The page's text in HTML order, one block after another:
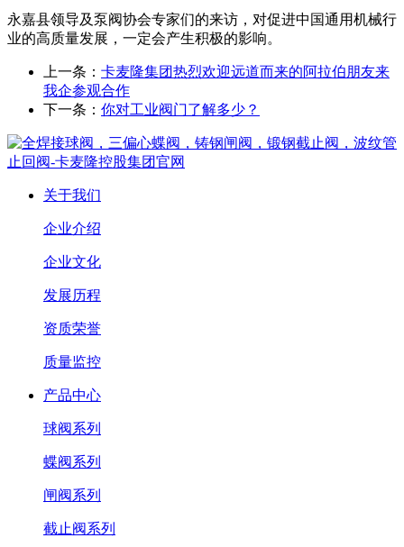
永嘉县领导及泵阀协会专家们的来访，对促进中国通用机械行
业的高质量发展，一定会产生积极的影响。
上一条： 卡麦隆集团热烈欢迎远道而来的阿拉伯朋友来
我企参观合作
下一条： 你对工业阀门了解多少？
关于我们
企业介绍
企业文化
发展历程
资质荣誉
质量监控
产品中心
球阀系列
蝶阀系列
闸阀系列
截止阀系列